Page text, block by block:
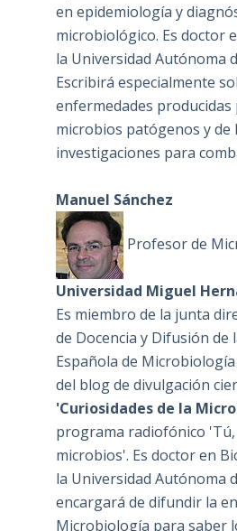
en epidemiología y
microbiológico. Es doctor
la Universidad Autónoma
Escribirá especialmente
enfermedades producidas
microbios patógenos y de
investigaciones para
Manuel Sánchez
Profesor de
Universidad Miguel
Es miembro de la junta
de Docencia y Difusión de
Española de
del blog de divulgación
'Curiosidades de la
programa radiofónico 'Tú,
microbios'. Es doctor en
la Universidad Autónoma
encargará de difundir la
Microbiología para saber